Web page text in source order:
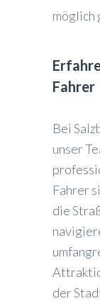
möglich
Fahrer
Bei
unser
Fahrer
die
der